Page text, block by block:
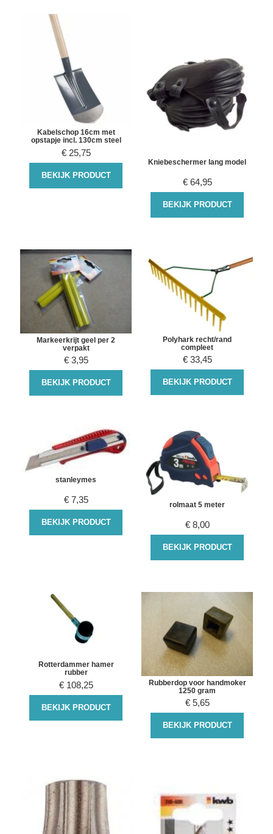
Kabelschop 16cm met
opstapje incl. 130cm steel
€ 25,75
BEKIJK PRODUCT
Kniebeschermer lang model
€ 64,95
BEKIJK PRODUCT
Markeerkrijt geel per 2
verpakt
€ 3,95
BEKIJK PRODUCT
Polyhark recht/rand
compleet
€ 33,45
BEKIJK PRODUCT
stanleymes
€ 7,35
BEKIJK PRODUCT
rolmaat 5 meter
€ 8,00
BEKIJK PRODUCT
Rotterdammer hamer
rubber
€ 108,25
BEKIJK PRODUCT
Rubberdop voor handmoker
1250 gram
€ 5,65
BEKIJK PRODUCT